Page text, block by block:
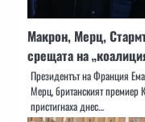
Макрон, Мерц,
срещата на
Президентът на Франция
Мерц, британският премиер
пристигнаха днес…